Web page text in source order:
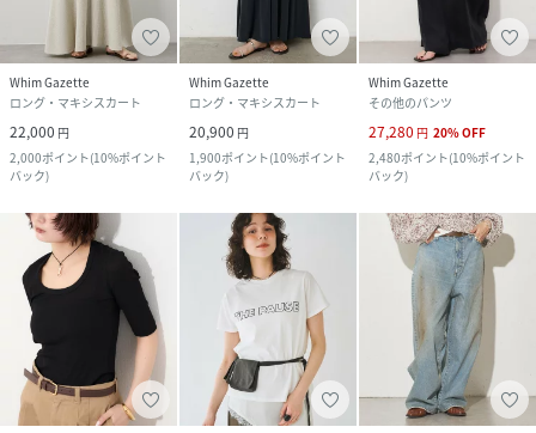
Whim Gazette
ロング・マキシスカート
22,000 円
2,000ポイント(10%ポイント
バック)
Whim Gazette
ロング・マキシスカート
20,900 円
1,900ポイント(10%ポイント
バック)
Whim Gazette
その他のパンツ
27,280 円 20%OFF
2,480ポイント(10%ポイント
バック)